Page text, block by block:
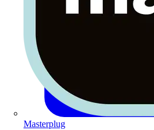
Masterplug